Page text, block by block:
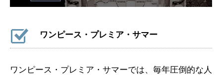
ワンピース・プレミア・サマー
ワンピース・プレミア・サマーでは、毎年圧倒的な人